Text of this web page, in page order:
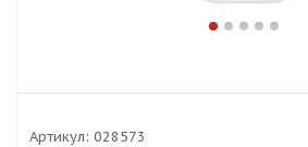
Артикул: 028573